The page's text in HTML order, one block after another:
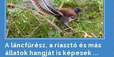
A láncfűrész, a riasztó és más
állatok hangját is képesek ...